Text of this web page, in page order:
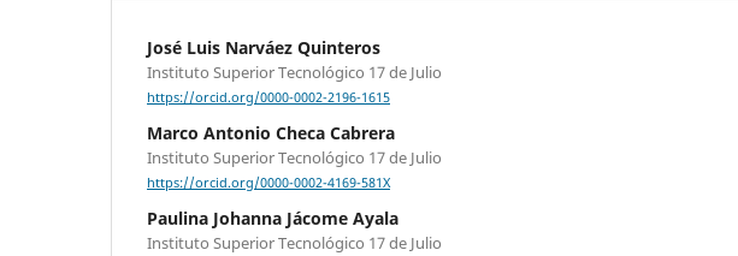
José Luis Narváez Quinteros
Instituto Superior Tecnológico 17 de Julio
https://orcid.org/0000-0002-2196-1615
Marco Antonio Checa Cabrera
Instituto Superior Tecnológico 17 de Julio
https://orcid.org/0000-0002-4169-581X
Paulina Johanna Jácome Ayala
Instituto Superior Tecnológico 17 de Julio